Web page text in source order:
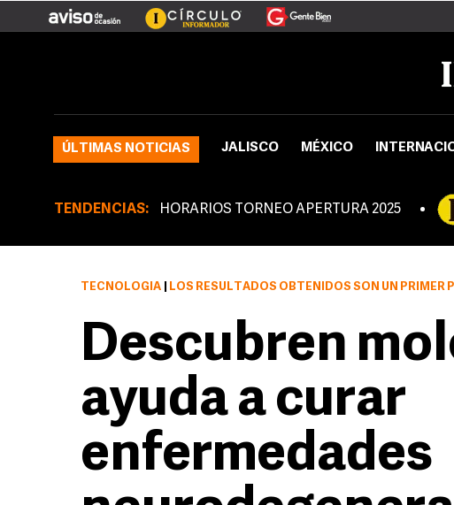
ÚLTIMAS NOTICIAS JALISCO MÉXICO
TENDENCIAS: HORARIOS TORNEO APERTURA 2025
TECNOLOGÍA LOS RESULTADOS OBTENIDOS SON UN PRIMER PASO PARA
Descubren
ayuda a curar
enfermedades